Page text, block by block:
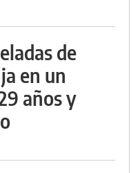
de
en un
años y